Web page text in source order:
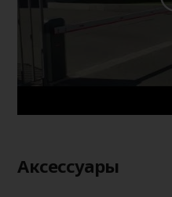
Аксессуары